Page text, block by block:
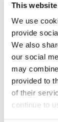
This
We use
provide
We also
our social
may
provided to
of their
continue to
sind die
Ursprung in
Einfuhren
(für die
die